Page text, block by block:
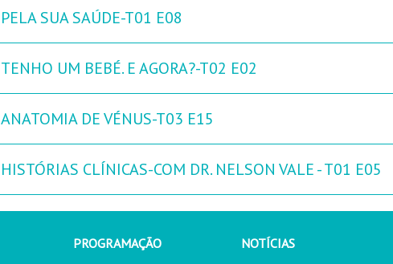
PELA SUA SAÚDE-T01 E08
TENHO UM BEBÉ. E AGORA?-T02 E02
ANATOMIA DE VÉNUS-T03 E15
HISTÓRIAS CLÍNICAS-COM DR. NELSON VALE - T01 E05
PROGRAMAÇÃO NOTÍCIAS